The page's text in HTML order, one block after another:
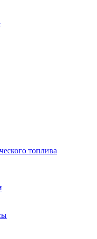
топлива